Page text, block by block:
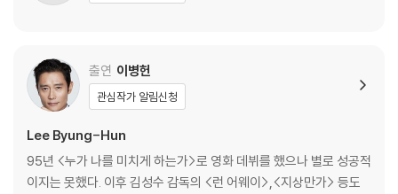
를 마른 천으로 닦으시거나, DVD 클리너 등 전용 제품을 이용하면 대부분
해결됩니다.
3) 일부 PC 연결형 ODD의 경우 호환 상의 문제로 정상적인 디스크도 재
생이 불가능한 경우가 있습니다. 독립형 전용 플레이어 사용을 권장드리
며, ODD 사용으로 인한 재생 불량의 경우 교환 시에도 동일한 오류가 발
생할 수 있음을 알려드립니다.
출연 이병헌
관심작가 알림신청
Lee Byung-Hun
95년 <누가 나를 미치게 하는가>로 영화 데뷔를 했으나 별로 성공적
이지는 못했다. 이후 김성수 감독의 <런 어웨이>,<지상만가> 등도